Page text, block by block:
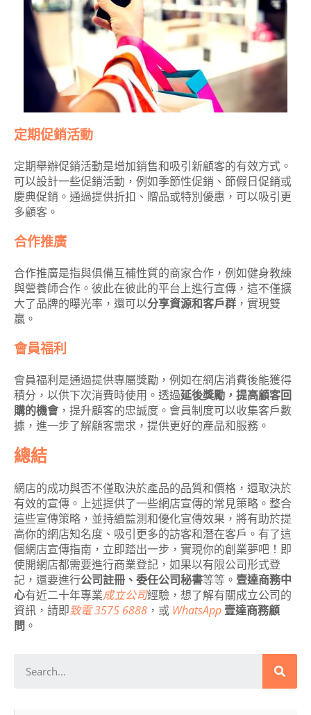
定期促銷活動
定期舉辦促銷活動是增加銷售和吸引新顧客的有效方式。
可以設計一些促銷活動，例如季節性促銷、節假日促銷或
慶典促銷。通過提供折扣、贈品或特別優惠，可以吸引更
多顧客。
合作推廣
合作推廣是指與俱備互補性質的商家合作，例如健身教練
與營養師合作。彼此在彼此的平台上進行宣傳，這不僅擴
大了品牌的曝光率，還可以分享資源和客戶群 ，實現雙
贏。
會員福利
會員福利是通過提供專屬獎勵，例如在網店消費後能獲得
積分，以供下次消費時使用。透過延後獎勵，提高顧客回
購的機會，提升顧客的忠誠度。會員制度可以收集客戶數
據，進一步了解顧客需求，提供更好的產品和服務。
總結
網店的成功與否不僅取決於產品的品質和價格，還取決於
有效的宣傳。上述提供了一些網店宣傳的常見策略。整合
這些宣傳策略，並持續監測和優化宣傳效果，將有助於提
高你的網店知名度、吸引更多的訪客和潛在客戶。有了這
個網店宣傳指南，立即踏出一步，實現你的創業夢吧！即
使開網店都需要進行商業登記，如果以有限公司形式登
記，還要進行公司註冊、委任公司秘書等等。 壹達商務中
心有近二十年專業成立公司經驗，想了解有關成立公司的
資訊，請即致電 3575 6888 ，或 WhatsApp 壹達商務顧
問 。